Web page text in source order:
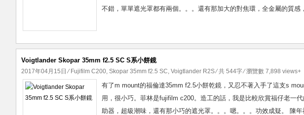
不錯，單單遮光罩都有兩個。。。還有那加大的對焦環，全金屬的質感
Voigtlander Skopar 35mm f2.5 SC S系小餅鏡
2017年04月15日 ⁄ Fujifilm C200, Skopar 35mm f2.5 SC, Voigtlander R2S⁄ 共 544字 ⁄ 瀏覽數 7,898 views+
有了m mount的福倫達35mm f2.5小餅乾鏡，又忍不著入手了這支s
用，很小巧。菲林是fujifilm c200。造工的話，我是比較欣賞福仔老一
助器，超級潮味，還有那小巧的遮光罩。。。嗯。。。功效成疑。 陳